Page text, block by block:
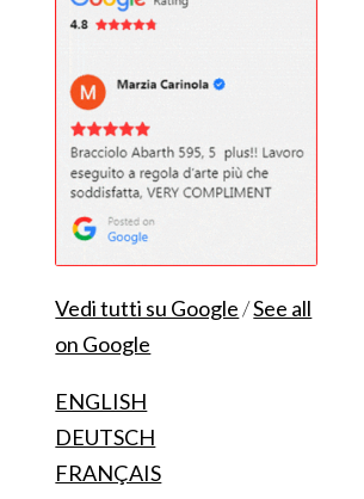
Vedi tutti su Google/See all
on Google
ENGLISH
DEUTSCH
FRANÇAIS